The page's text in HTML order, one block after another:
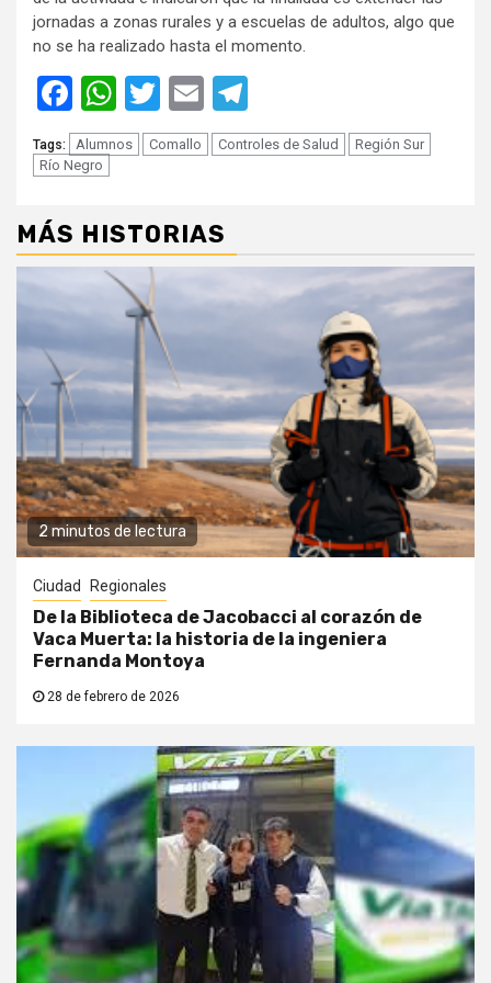
jornadas a zonas rurales y a escuelas de adultos, algo que
no se ha realizado hasta el momento.
Facebook
WhatsApp
Twitter
Email
Tags: Alumnos Comallo Controles de Salud
Región Sur
Río Negro
MÁS HISTORIAS
2 minutos de lectura
Ciudad Regionales
De la Biblioteca de Jacobacci al corazón de
Vaca Muerta: la historia de la ingeniera
Fernanda Montoya
28 de febrero de 2026